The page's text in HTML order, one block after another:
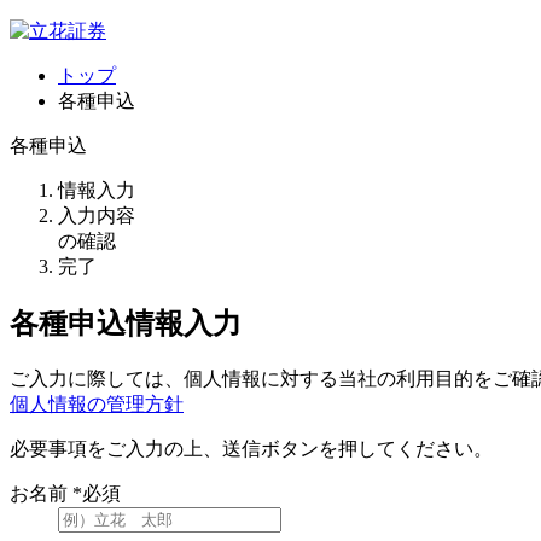
トップ
各種申込
各種申込
情報入力
入力内容
の確認
完了
各種申込情報入力
ご入力に際しては、個人情報に対する当社の利用目的をご確
個人情報の管理方針
必要事項をご入力の上、送信ボタンを押してください。
お名前 *必須